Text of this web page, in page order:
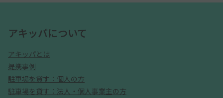
アキッパについて
アキッパとは
提携事例
駐車場を貸す：個人の方
駐車場を貸す：法人・個人事業主の方